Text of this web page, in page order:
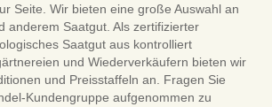
Seite. Wir bieten eine große Auswahl an
anderem Saatgut. Als zertifizierter
Saatgut aus kontrolliert
und Wiederverkäufern bieten wir
und Preisstaffeln an. Fragen Sie
Kundengruppe aufgenommen zu